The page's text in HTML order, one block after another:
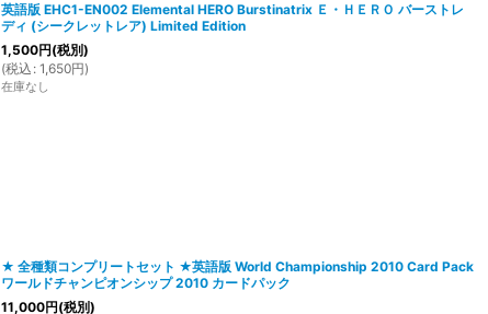
英語版 EHC1-EN002 Elemental HERO Burstinatrix Ｅ・ＨＥＲＯ バーストレ
ディ (シークレットレア) Limited Edition
1,500円(税別)
(税込 : 1,650円)
在庫なし
★ 全種類コンプリートセット ★英語版 World Championship 2010 Card Pack
ワールドチャンピオンシップ 2010 カードパック
11,000円(税別)